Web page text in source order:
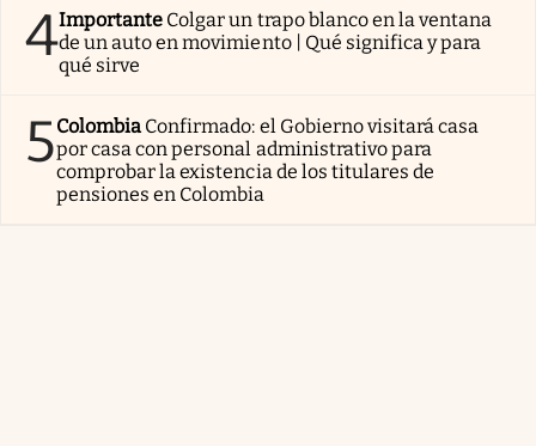
4Importante Colgar un trapo blanco en la ventana
de un auto en movimiento | Qué significa y para
qué sirve
5Colombia Confirmado: el Gobierno visitará casa
por casa con personal administrativo para
comprobar la existencia de los titulares de
pensiones en Colombia